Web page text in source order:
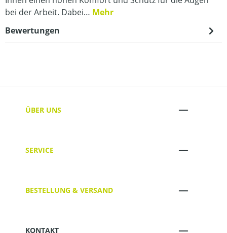
bei der Arbeit. Dabei… Mehr
Bewertungen
ÜBER UNS
SERVICE
BESTELLUNG & VERSAND
KONTAKT